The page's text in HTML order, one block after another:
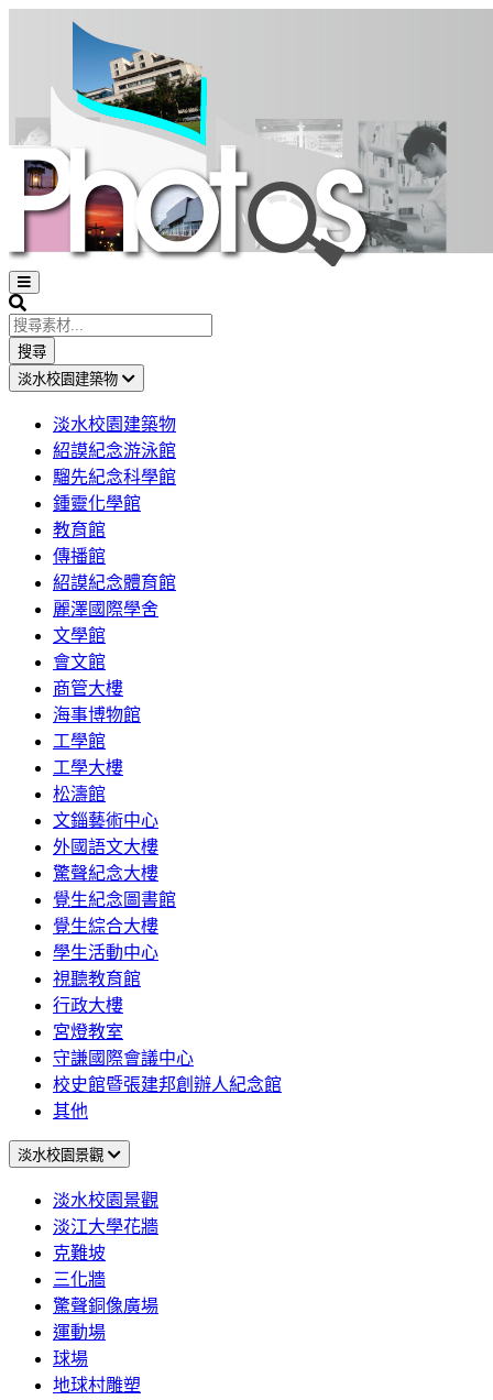
Open
sidebar
Search
搜尋
淡水校園建築物
淡水校園建築物
紹謨紀念游泳館
騮先紀念科學館
鍾靈化學館
教育館
傳播館
紹謨紀念體育館
麗澤國際學舍
文學館
會文館
商管大樓
海事博物館
工學館
工學大樓
松濤館
文錙藝術中心
外國語文大樓
驚聲紀念大樓
覺生紀念圖書館
覺生綜合大樓
學生活動中心
視聽教育館
行政大樓
宮燈教室
守謙國際會議中心
校史館暨張建邦創辦人紀念館
其他
淡水校園景觀
淡水校園景觀
淡江大學花牆
克難坡
三化牆
驚聲銅像廣場
運動場
球場
地球村雕塑